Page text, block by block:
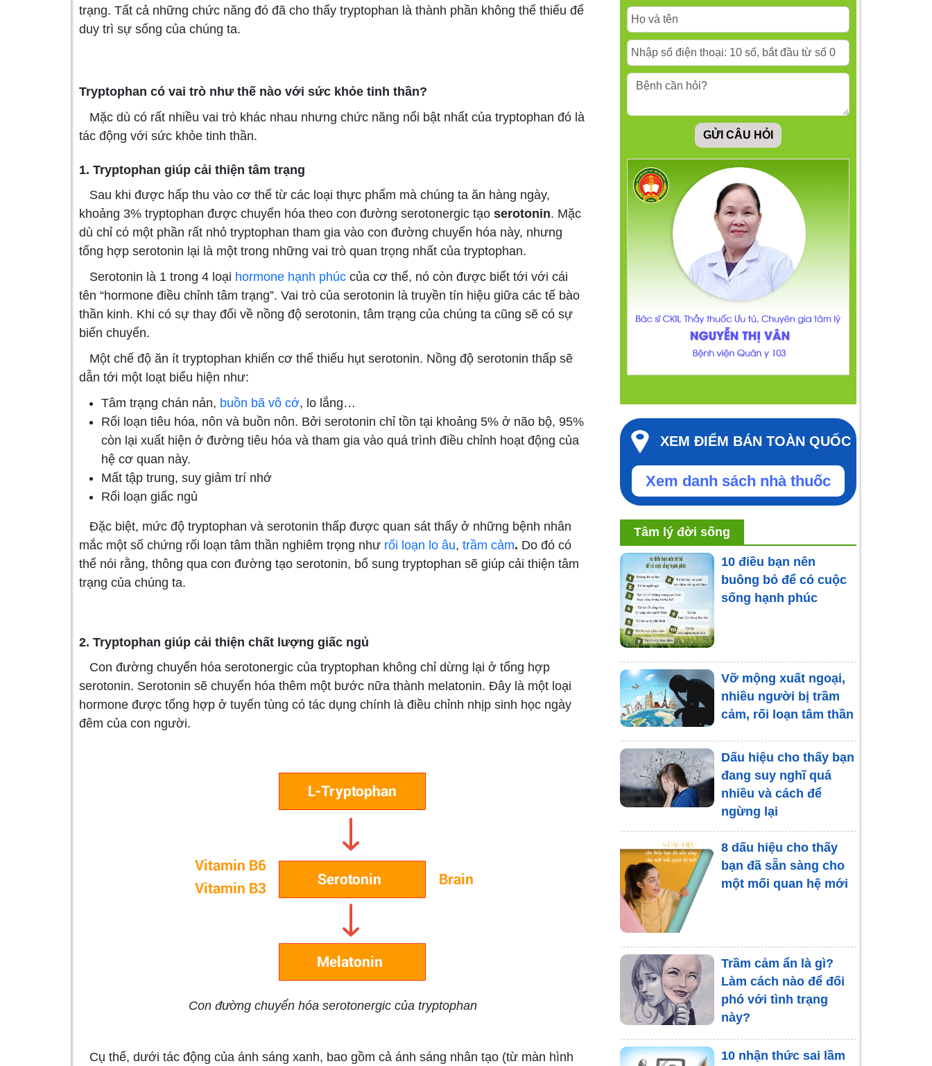
trạng. Tất cả những chức năng đó đã cho thấy tryptophan là thành phần không thể thiếu để
duy trì sự sống của chúng ta.
Tryptophan có vai trò như thế nào với sức khỏe tinh thần?
Mặc dù có rất nhiều vai trò khác nhau nhưng chức năng nổi bật nhất của tryptophan đó là
tác động với sức khỏe tinh thần.
1. Tryptophan giúp cải thiện tâm trạng
Sau khi được hấp thu vào cơ thể từ các loại thực phẩm mà chúng ta ăn hàng ngày,
khoảng 3% tryptophan được chuyển hóa theo con đường serotonergic tạo serotonin. Mặc
dù chỉ có một phần rất nhỏ tryptophan tham gia vào con đường chuyển hóa này, nhưng
tổng hợp serotonin lại là một trong những vai trò quan trọng nhất của tryptophan.
Serotonin là 1 trong 4 loại hormone hạnh phúc của cơ thể, nó còn được biết tới với cái
tên “hormone điều chỉnh tâm trạng”. Vai trò của serotonin là truyền tín hiệu giữa các tế bào
thần kinh. Khi có sự thay đổi về nồng độ serotonin, tâm trạng của chúng ta cũng sẽ có sự
biến chuyển.
Một chế độ ăn ít tryptophan khiến cơ thể thiếu hụt serotonin. Nồng độ serotonin thấp sẽ
dẫn tới một loạt biểu hiện như:
Tâm trạng chán nản, buồn bã vô cớ, lo lắng…
Rối loạn tiêu hóa, nôn và buồn nôn. Bởi serotonin chỉ tồn tại khoảng 5% ở não bộ, 95%
còn lại xuất hiện ở đường tiêu hóa và tham gia vào quá trình điều chỉnh hoạt động của
hệ cơ quan này.
Mất tập trung, suy giảm trí nhớ
Rối loạn giấc ngủ
Đặc biệt, mức độ tryptophan và serotonin thấp được quan sát thấy ở những bệnh nhân
mắc một số chứng rối loạn tâm thần nghiêm trọng như rối loạn lo âu, trầm cảm. Do đó có
thể nói rằng, thông qua con đường tạo serotonin, bổ sung tryptophan sẽ giúp cải thiện tâm
trạng của chúng ta.
2. Tryptophan giúp cải thiện chất lượng giấc ngủ
Con đường chuyển hóa serotonergic của tryptophan không chỉ dừng lại ở tổng hợp
serotonin. Serotonin sẽ chuyển hóa thêm một bước nữa thành melatonin. Đây là một loại
hormone được tổng hợp ở tuyến tùng có tác dụng chính là điều chỉnh nhịp sinh học ngày
đêm của con người.
Con đường chuyển hóa serotonergic của tryptophan
Cụ thể, dưới tác động của ánh sáng xanh, bao gồm cả ánh sáng nhân tạo (từ màn hình
Làm sao để sống
chung với người ái
Những điều cần làm
khi cảm thấy mất
hứng thú với mọi thứ
GỬI CÂU HỎI
XEM ĐIỂM BÁN TOÀN QUỐC
Xem danh sách nhà thuốc
Tâm lý đời sống
10 điều bạn nên
buông bỏ để có cuộc
sống hạnh phúc
Vỡ mộng xuất ngoại,
nhiều người bị trầm
cảm, rối loạn tâm thần
Dấu hiệu cho thấy bạn
đang suy nghĩ quá
nhiều và cách để
ngừng lại
8 dấu hiệu cho thấy
bạn đã sẵn sàng cho
một mối quan hệ mới
Trầm cảm ẩn là gì?
Làm cách nào để đối
phó với tình trạng
này?
10 nhận thức sai lầm